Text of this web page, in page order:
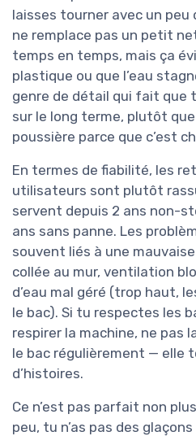
laisses tourner avec un peu
ne remplace pas un petit
temps en temps, mais ça
plastique ou que l’eau
genre de détail qui fait que
sur le long terme, plutôt
poussière parce que c’est
En termes de fiabilité, les
utilisateurs sont plutôt
servent depuis 2 ans non-
ans sans panne. Les
souvent liés à une
collée au mur, ventilation
d’eau mal géré (trop haut,
le bac). Si tu respectes les
respirer la machine, ne pas
le bac régulièrement — elle
d’histoires.
Ce n’est pas parfait non
peu, tu n’as pas des